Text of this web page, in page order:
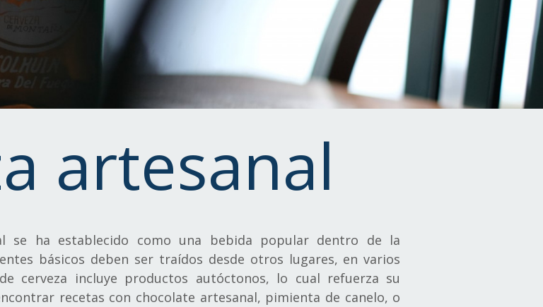
artesanal
se ha establecido como una bebida popular dentro de la
básicos deben ser traídos desde otros lugares, en varios
cerveza incluye productos autóctonos, lo cual refuerza su
recetas con chocolate artesanal, pimienta de canelo, o